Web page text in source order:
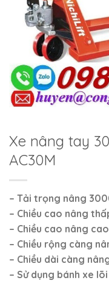
Xe nâng tay
AC30M
– Tải trọng nâng
– Chiều cao nâng
– Chiều cao nâng
– Chiều rộng càng
– Chiều dài càng
– Sử dụng bánh xe